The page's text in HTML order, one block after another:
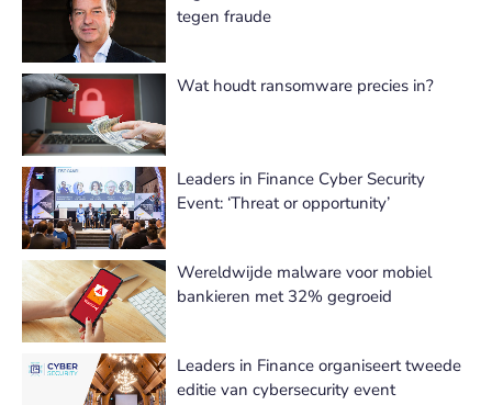
tegen fraude
Wat houdt ransomware precies in?
Leaders in Finance Cyber Security
Event: ‘Threat or opportunity’
Wereldwijde malware voor mobiel
bankieren met 32% gegroeid
Leaders in Finance organiseert tweede
editie van cybersecurity event